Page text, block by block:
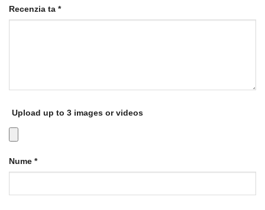
Recenzia ta *
Upload up to 3 images or videos
Nume *